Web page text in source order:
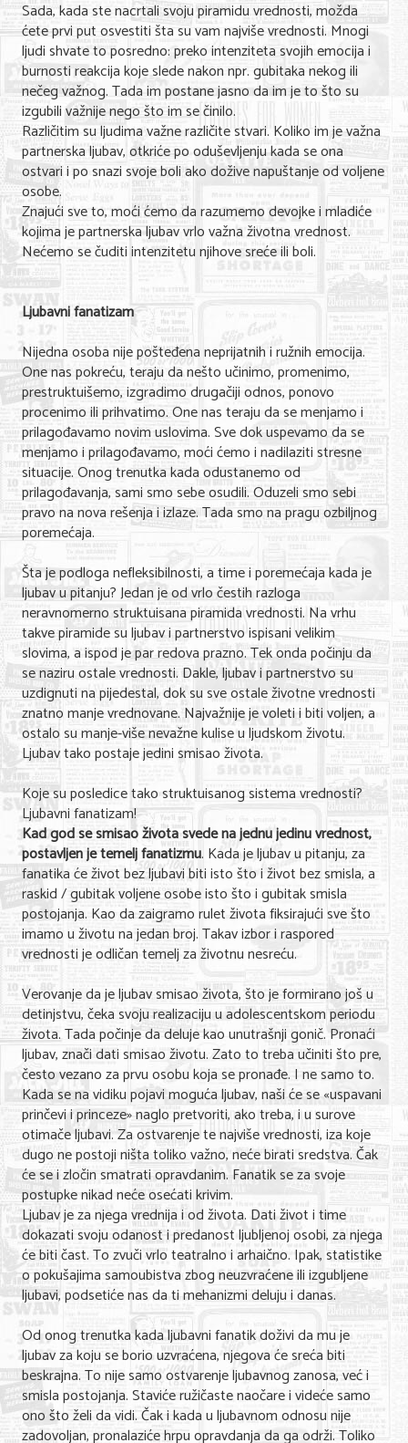
Sada, kada ste nacrtali svoju piramidu vrednosti, možda
ćete prvi put osvestiti šta su vam najviše vrednosti. Mnogi
ljudi shvate to posredno: preko intenziteta svojih emocija i
burnosti reakcija koje slede nakon npr. gubitaka nekog ili
nečeg važnog. Tada im postane jasno da im je to što su
izgubili važnije nego što im se činilo.
Različitim su ljudima važne različite stvari. Koliko im je važna
partnerska ljubav, otkriće po oduševljenju kada se ona
ostvari i po snazi svoje boli ako dožive napuštanje od voljene
osobe.
Znajući sve to, moći ćemo da razumemo devojke i mladiće
kojima je partnerska ljubav vrlo važna životna vrednost.
Nećemo se čuditi intenzitetu njihove sreće ili boli.
Ljubavni fanatizam
Nijedna osoba nije pošteđena neprijatnih i ružnih emocija.
One nas pokreću, teraju da nešto učinimo, promenimo,
prestruktuišemo, izgradimo drugačiji odnos, ponovo
procenimo ili prihvatimo. One nas teraju da se menjamo i
prilagođavamo novim uslovima. Sve dok uspevamo da se
menjamo i prilagođavamo, moći ćemo i nadilaziti stresne
situacije. Onog trenutka kada odustanemo od
prilagođavanja, sami smo sebe osudili. Oduzeli smo sebi
pravo na nova rešenja i izlaze. Tada smo na pragu ozbiljnog
poremećaja.
Šta je podloga nefleksibilnosti, a time i poremećaja kada je
ljubav u pitanju? Jedan je od vrlo čestih razloga
neravnomerno struktuisana piramida vrednosti. Na vrhu
takve piramide su ljubav i partnerstvo ispisani velikim
slovima, a ispod je par redova prazno. Tek onda počinju da
se naziru ostale vrednosti. Dakle, ljubav i partnerstvo su
uzdignuti na pijedestal, dok su sve ostale životne vrednosti
znatno manje vrednovane. Najvažnije je voleti i biti voljen, a
ostalo su manje-više nevažne kulise u ljudskom životu.
Ljubav tako postaje jedini smisao života.
Koje su posledice tako struktuisanog sistema vrednosti?
Ljubavni fanatizam!
Kad god se smisao života svede na jednu jedinu vrednost,
postavljen je temelj fanatizmu. Kada je ljubav u pitanju, za
fanatika će život bez ljubavi biti isto što i život bez smisla, a
raskid / gubitak voljene osobe isto što i gubitak smisla
postojanja. Kao da zaigramo rulet života fiksirajući sve što
imamo u životu na jedan broj. Takav izbor i raspored
vrednosti je odličan temelj za životnu nesreću.
Verovanje da je ljubav smisao života, što je formirano još u
detinjstvu, čeka svoju realizaciju u adolescentskom periodu
života. Tada počinje da deluje kao unutrašnji gonič. Pronaći
ljubav, znači dati smisao životu. Zato to treba učiniti što pre,
često vezano za prvu osobu koja se pronađe. I ne samo to.
Kada se na vidiku pojavi moguća ljubav, naši će se «uspavani
prinčevi i princeze» naglo pretvoriti, ako treba, i u surove
otimače ljubavi. Za ostvarenje te najviše vrednosti, iza koje
dugo ne postoji ništa toliko važno, neće birati sredstva. Čak
će se i zločin smatrati opravdanim. Fanatik se za svoje
postupke nikad neće osećati krivim.
Ljubav je za njega vrednija i od života. Dati život i time
dokazati svoju odanost i predanost ljubljenoj osobi, za njega
će biti čast. To zvuči vrlo teatralno i arhaično. Ipak, statistike
o pokušajima samoubistva zbog neuzvraćene ili izgubljene
ljubavi, podsetiće nas da ti mehanizmi deluju i danas.
Od onog trenutka kada ljubavni fanatik doživi da mu je
ljubav za koju se borio uzvraćena, njegova će sreća biti
beskrajna. To nije samo ostvarenje ljubavnog zanosa, već i
smisla postojanja. Staviće ružičaste naočare i videće samo
ono što želi da vidi. Čak i kada u ljubavnom odnosu nije
zadovoljan, pronalaziće hrpu opravdanja da ga održi. Toliko